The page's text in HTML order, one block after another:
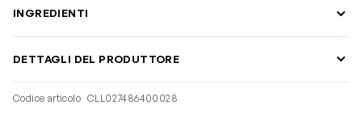
INGREDIENTI
DETTAGLI DEL PRODUTTORE
Codice articolo CLL027486400028